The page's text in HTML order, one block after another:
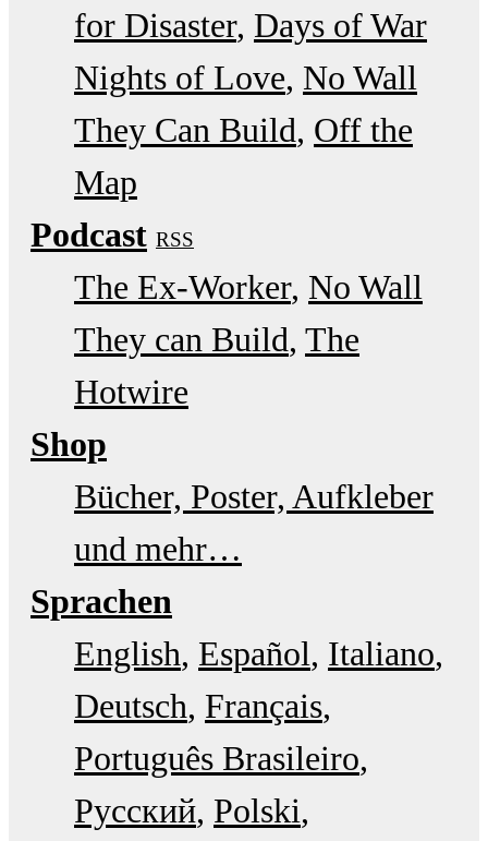
for Disaster Days of War
Nights of Love No Wall
They Can Build Off the
Map
Podcast RSS
The Ex-Worker No Wall
They can Build The
Hotwire
Shop
Bücher, Poster, Aufkleber
und mehr…
Sprachen
English Español Italiano
Deutsch Français
Português Brasileiro
Русский Polski